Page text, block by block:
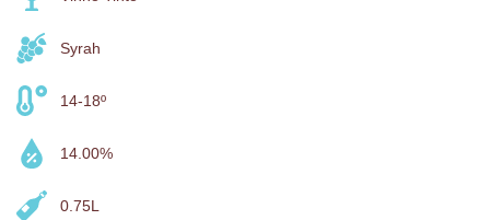
Syrah
14-18º
14.00%
0.75L